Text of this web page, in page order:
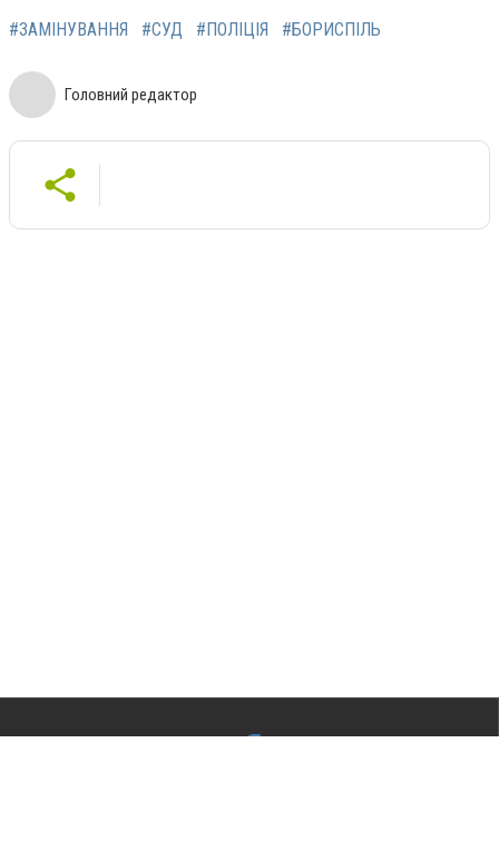
#ЗАМІНУВАННЯ #СУД #ПОЛІЦІЯ #БОРИСПІЛЬ
Головний редактор